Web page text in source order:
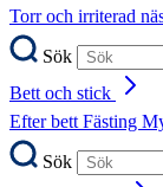
Torr och irriterad
Sök
Bett och stick
Efter bettFästing
Sök